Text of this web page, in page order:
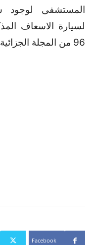
المستشفى لوجود
لسيارة الاسعاف
96 من المجلة الجزائية .
Facebook